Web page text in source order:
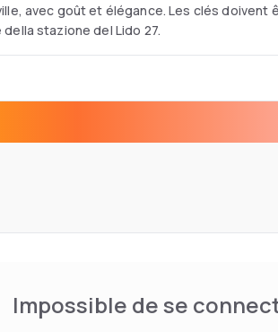
avec goût et élégance. Les clés doivent
stazione del Lido 27.
Impossible de se